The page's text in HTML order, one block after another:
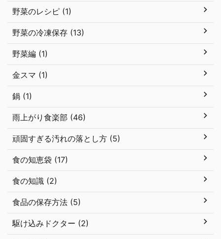
野菜のレシピ (1)
野菜の冷凍保存 (13)
野菜編 (1)
金スマ (1)
鍋 (1)
雨上がり食楽部 (46)
頑固すぎる汚れの落とし方 (5)
食の知恵袋 (17)
食の知識 (2)
食品の保存方法 (5)
駆け込みドクター (2)